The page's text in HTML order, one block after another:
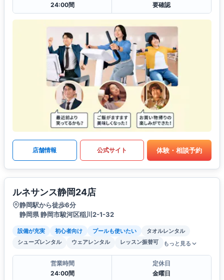
24:00間
要確認
店舗情報 公式サイト 体験・相談予約
ルネサンス静岡24店
静岡駅から徒歩6分
静岡県 静岡市駿河区稲川2-1-32
設備が充実 初心者向け プールも使いたい
タオルレンタル
シューズレンタル
ウェアレンタル レッスン振替可 もっと見る
営業時間
24:00間
定休日
金曜日